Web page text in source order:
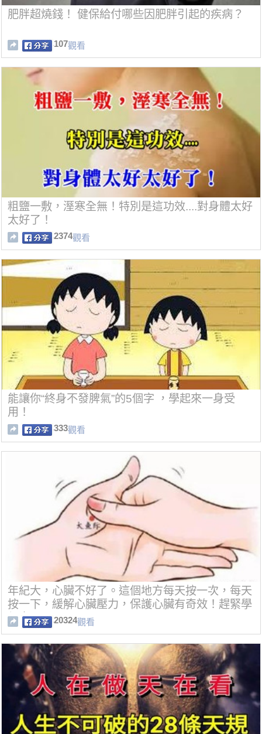
肥胖超燒錢！ 健保給付哪些因肥胖引起的疾病？
107觀看
粗鹽一敷，溼寒全無！特別是這功效....對身體太好
太好了！
2374觀看
能讓你“終身不發脾氣”的5個字 ，學起來一身受
用！
333觀看
年紀大，心臟不好了。這個地方每天按一次，每天
按一下，緩解心臟壓力，保護心臟有奇效！趕緊學
起來！
20324觀看